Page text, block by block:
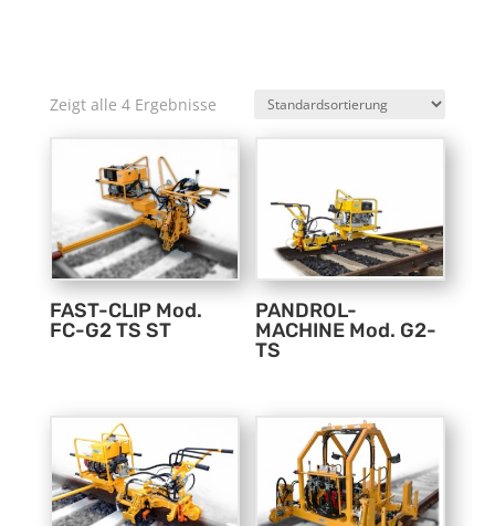
Zeigt alle 4 Ergebnisse
FAST-CLIP Mod.
FC-G2 TS ST
PANDROL-
MACHINE Mod. G2-
TS